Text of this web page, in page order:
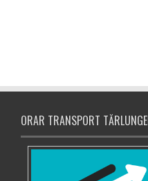
ORAR TRANSPORT